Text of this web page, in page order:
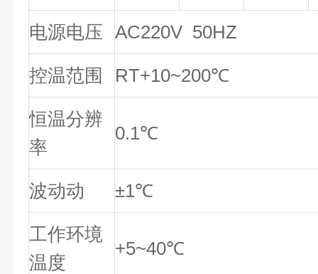
电源电压 AC220V 50HZ
控温范围 RT+10~200℃
恒温分辨
率
0.1℃
波动动 ±1℃
工作环境
温度
+5~40℃